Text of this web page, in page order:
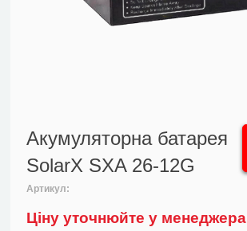
Акумуляторна батарея
SolarX SXA 26-12G
Артикул:
Ціну уточнюйте у менеджера